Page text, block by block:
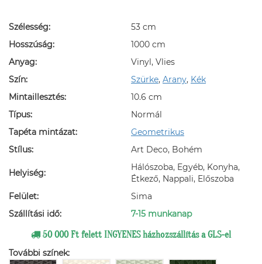
Szélesség:
53 cm
Hosszúság:
1000 cm
Anyag:
Vinyl, Vlies
Szín:
Szürke, Arany, Kék
Mintaillesztés:
10.6 cm
Típus:
Normál
Tapéta mintázat:
Geometrikus
Stílus:
Art Deco, Bohém
Helyiség:
Hálószoba, Egyéb, Konyha,
Étkező, Nappali, Előszoba
Felület:
Sima
Szállítási idő:
7-15 munkanap
50 000 Ft felett INGYENES házhozszállítás a GLS-el
További színek: